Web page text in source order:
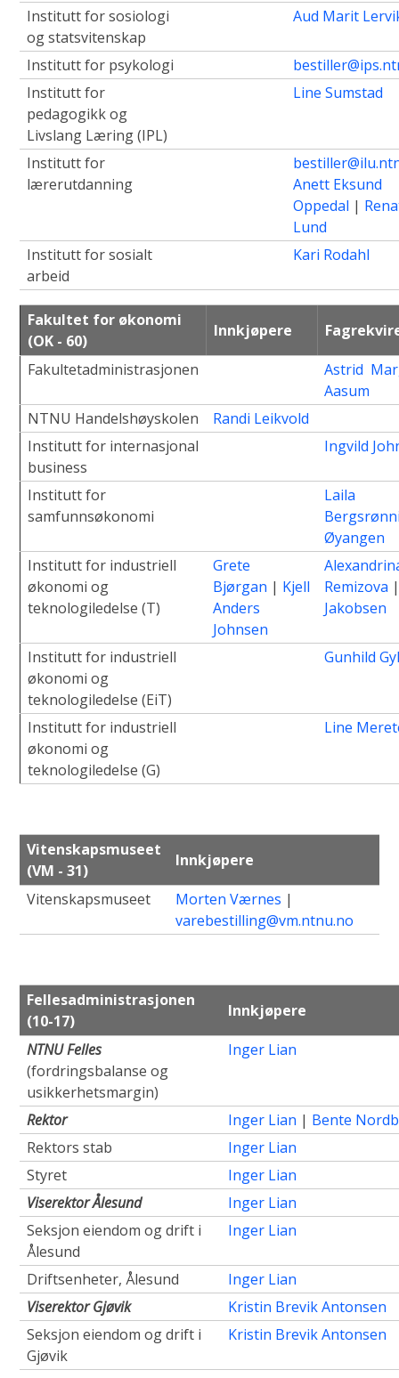
Institutt for sosiologi
og statsvitenskap
Aud Marit
Institutt for psykologi
Institutt for
pedagogikk og
Livslang Læring (IPL)
Line Sumstad
Institutt for
lærerutdanning
Anett Eksund
Oppedal |
Lund
Institutt for sosialt
arbeid
Kari Rodahl
Fakultet for økonomi
(OK - 60)
Innkjøpere
Fakultetadministrasjonen
Astrid
Aasum
NTNU Handelshøyskolen
Randi Leikvold
Institutt for internasjonal
business
Ingvild
Institutt for
samfunnsøkonomi
Laila
Øyangen
Institutt for industriell
økonomi og
teknologiledelse (T)
Grete
Bjørgan | Kjell
Anders
Johnsen
Remizova
Jakobsen
Institutt for industriell
økonomi og
teknologiledelse (EiT)
Gunhild
Institutt for industriell
økonomi og
teknologiledelse (G)
Line
Vitenskapsmuseet
(VM - 31)
Innkjøpere
Vitenskapsmuseet
Morten Værnes |
varebestilling@vm.ntnu.no
Fellesadministrasjonen
(10-17)
Innkjøpere
NTNU Felles
(fordringsbalanse og
usikkerhetsmargin)
Inger Lian
Rektor Inger Lian | Bente
Rektors stab
Inger Lian
Styret
Inger Lian
Viserektor Ålesund
Inger Lian
Seksjon eiendom og drift i
Ålesund
Inger Lian
Driftsenheter, Ålesund
Inger Lian
Viserektor Gjøvik
Kristin Brevik Antonsen
Seksjon eiendom og drift i
Gjøvik
Kristin Brevik Antonsen